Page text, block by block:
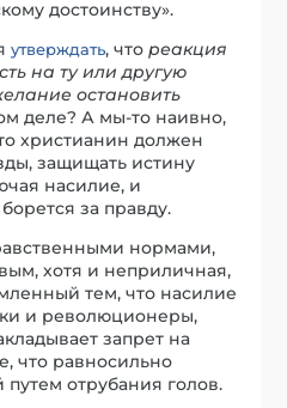
достоинству».
утверждать, чтореакция
на ту или другую
остановить
деле? А мы-то наивно,
христианин должен
защищать истину
насилие, и
за правду.
нормами,
хотя и неприличная,
тем, что насилие
и революционеры,
запрет на
что равносильно
отрубания голов.